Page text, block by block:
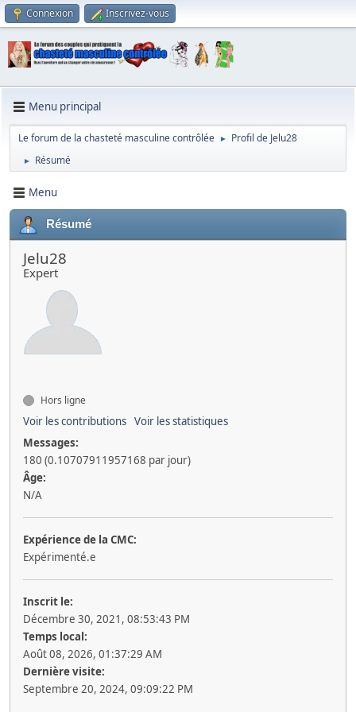
Connexion Inscrivez-vous
Menu principal
Le forum de la chasteté masculine contrôlée ► Profil de Jelu28
► Résumé
Menu
Résumé
Jelu28
Expert
Hors ligne
Voir les contributions Voir les statistiques
Messages:
180 (0.10707911957168 par jour)
Âge:
N/A
Expérience de la CMC:
Expérimenté.e
Inscrit le:
Décembre 30, 2021, 08:53:43 PM
Temps local:
Août 08, 2026, 01:37:29 AM
Dernière visite:
Septembre 20, 2024, 09:09:22 PM